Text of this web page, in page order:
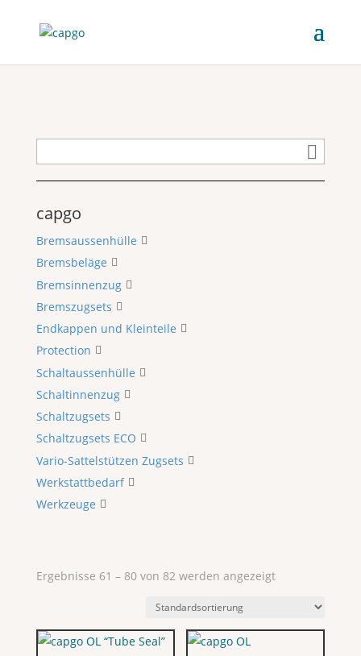
capgo
Bremsaussenhülle
Bremsbeläge
Bremsinnenzug
Bremszugsets
Endkappen und Kleinteile
Protection
Schaltaussenhülle
Schaltinnenzug
Schaltzugsets
Schaltzugsets ECO
Vario-Sattelstützen Zugsets
Werkstattbedarf
Werkzeuge
Ergebnisse 61 – 80 von 82 werden angezeigt